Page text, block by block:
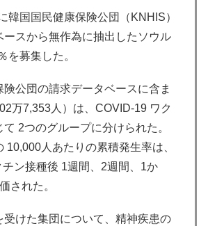
韓国国民健康保険公団（KNHIS）
ースから無作為に抽出したソウル
を募集した。
公団の請求データベースに含ま
万7,353人）は、COVID-19 ワク
2つのグループに分けられた。
10,000人あたりの累積発生率は、
ン接種後 1週間、2週間、1か
された。
受けた集団について、精神疾患の